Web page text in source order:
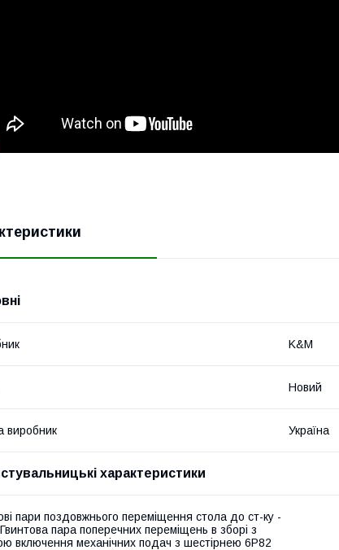
K&M
Новий
виробник Україна
характеристики
пари поздовжнього переміщення стола до ст-ку -
пара поперечних переміщень в зборі з
включення механічних подач з шестірнею 6Р82